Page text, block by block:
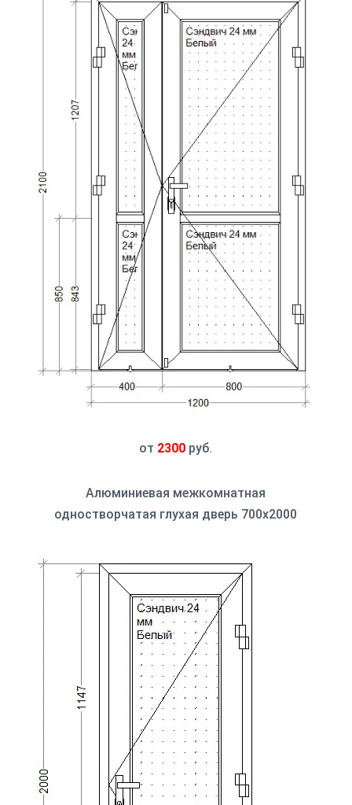
от 2300 руб.
Алюминиевая межкомнатная
одностворчатая глухая дверь 700x2000